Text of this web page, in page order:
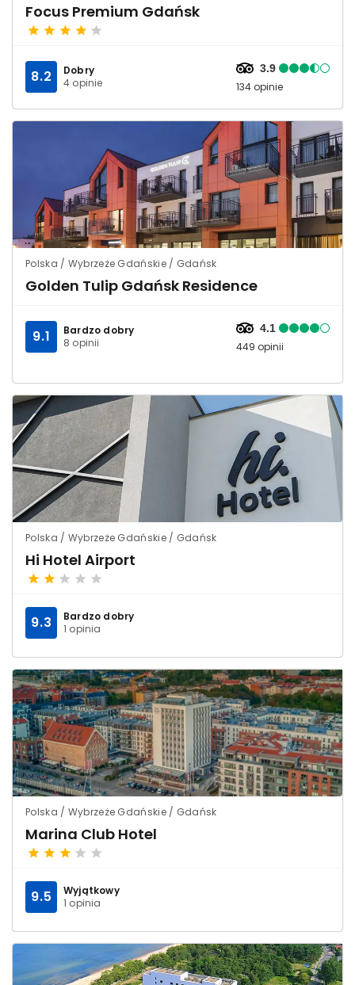
Focus Premium Gdańsk
Dobry
4 opinie
8.2 3.9
134 opinie
Polska / Wybrzeże Gdańskie / Gdańsk
Golden Tulip Gdańsk Residence
Bardzo dobry
8 opinii
9.1 4.1
449 opinii
Polska / Wybrzeże Gdańskie / Gdańsk
Hi Hotel Airport
Bardzo dobry
1 opinia
9.3
Polska / Wybrzeże Gdańskie / Gdańsk
Marina Club Hotel
Wyjątkowy
1 opinia
9.5